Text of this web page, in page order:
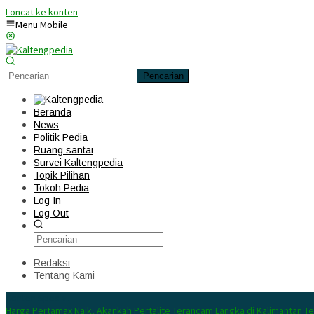
Loncat ke konten
Menu Mobile
Pencarian
Beranda
News
Politik Pedia
Ruang santai
Survei Kaltengpedia
Topik Pilihan
Tokoh Pedia
Log In
Log Out
Redaksi
Tentang Kami
Harga Pertamax Naik, Akankah Pertalite Terancam Langka di Kalimantan